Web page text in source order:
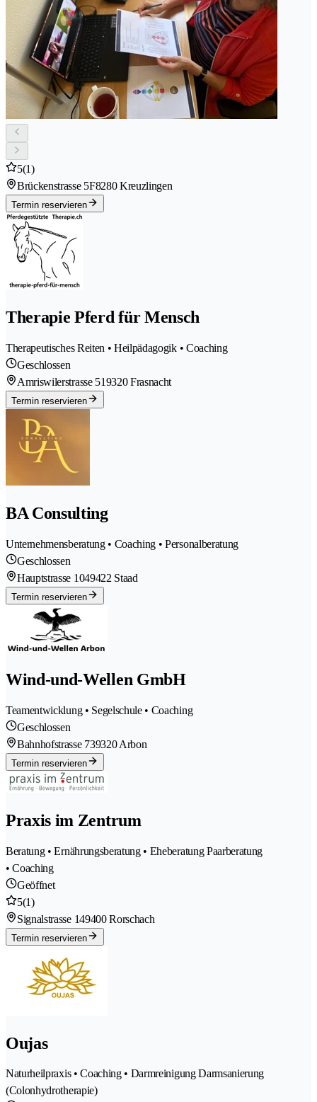
5(1)
Brückenstrasse 5F8280 Kreuzlingen
Termin reservieren
Therapie Pferd für Mensch
Therapeutisches Reiten • Heilpädagogik • Coaching
Geschlossen
Amriswilerstrasse 519320 Frasnacht
Termin reservieren
BA Consulting
Unternehmensberatung • Coaching • Personalberatung
Geschlossen
Hauptstrasse 1049422 Staad
Termin reservieren
Wind-und-Wellen GmbH
Teamentwicklung • Segelschule • Coaching
Geschlossen
Bahnhofstrasse 739320 Arbon
Termin reservieren
Praxis im Zentrum
Beratung • Ernährungsberatung • Eheberatung Paarberatung
• Coaching
Geöffnet
5(1)
Signalstrasse 149400 Rorschach
Termin reservieren
Oujas
Naturheilpraxis • Coaching • Darmreinigung Darmsanierung
(Colonhydrotherapie)